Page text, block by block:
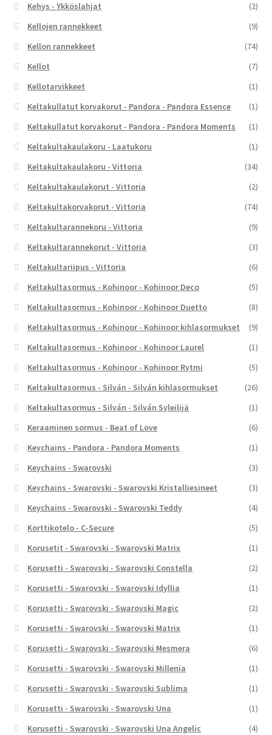
Kehys - Ykköslahjat
(2)
Kellojen rannekkeet
(9)
Kellon rannekkeet
(74)
Kellot
(7)
Kellotarvikkeet
(1)
Keltakullatut korvakorut - Pandora - Pandora Essence
(1)
Keltakullatut korvakorut - Pandora - Pandora Moments
(1)
Keltakultakaulakoru - Laatukoru
(1)
Keltakultakaulakoru - Vittoria
(34)
Keltakultakaulakorut - Vittoria
(2)
Keltakultakorvakorut - Vittoria
(74)
Keltakultarannekoru - Vittoria
(9)
Keltakultarannekorut - Vittoria
(3)
Keltakultariipus - Vittoria
(6)
Keltakultasormus - Kohinoor - Kohinoor Deco
(5)
Keltakultasormus - Kohinoor - Kohinoor Duetto
(8)
Keltakultasormus - Kohinoor - Kohinoor kihlasormukset
(9)
Keltakultasormus - Kohinoor - Kohinoor Laurel
(1)
Keltakultasormus - Kohinoor - Kohinoor Rytmi
(5)
Keltakultasormus - Silván - Silván kihlasormukset
(26)
Keltakultasormus - Silván - Silván Syleilijä
(1)
Keraaminen sormus - Beat of Love
(6)
Keychains - Pandora - Pandora Moments
(1)
Keychains - Swarovski
(3)
Keychains - Swarovski - Swarovski Kristalliesineet
(3)
Keychains - Swarovski - Swarovski Teddy
(4)
Korttikotelo - C-Secure
(5)
Korusetit - Swarovski - Swarovski Matrix
(1)
Korusetti - Swarovski - Swarovski Constella
(2)
Korusetti - Swarovski - Swarovski Idyllia
(1)
Korusetti - Swarovski - Swarovski Magic
(2)
Korusetti - Swarovski - Swarovski Matrix
(1)
Korusetti - Swarovski - Swarovski Mesmera
(6)
Korusetti - Swarovski - Swarovski Millenia
(1)
Korusetti - Swarovski - Swarovski Sublima
(1)
Korusetti - Swarovski - Swarovski Una
(1)
Korusetti - Swarovski - Swarovski Una Angelic
(4)